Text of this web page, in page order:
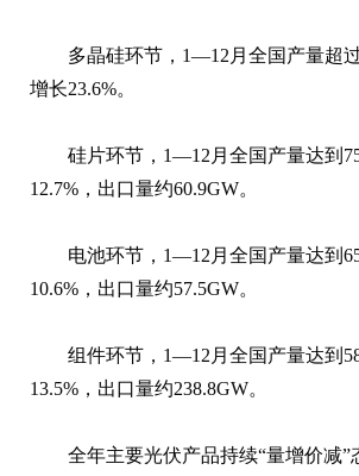
多晶硅环节，1—12月全国产量超
增长23.6%。
硅片环节，1—12月全国产量达到
12.7%，出口量约60.9GW。
电池环节，1—12月全国产量达到
10.6%，出口量约57.5GW。
组件环节，1—12月全国产量达到
13.5%，出口量约238.8GW。
全年主要光伏产品持续“量增价减”